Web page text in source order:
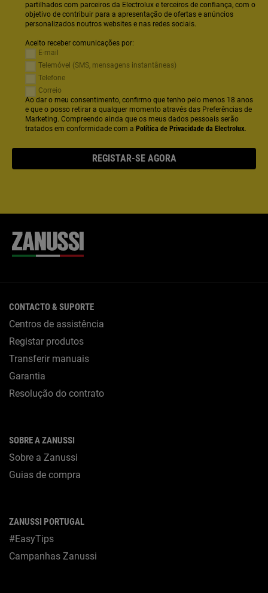
partilhados com parceiros da Electrolux e terceiros de confiança, com o
objetivo de contribuir para a apresentação de ofertas e anúncios
personalizados noutros websites e nas redes sociais.
Aceito receber comunicações por:
E-mail
Telemóvel (SMS, mensagens instantâneas)
Telefone
Correio
Ao dar o meu consentimento, confirmo que tenho pelo menos 18 anos
e que o posso retirar a qualquer momento através das Preferências de
Marketing. Compreendo ainda que os meus dados pessoais serão
tratados em conformidade com a Política de Privacidade da Electrolux.
REGISTAR-SE AGORA
CONTACTO & SUPORTE
Centros de assistência
Registar produtos
Transferir manuais
Garantia
Resolução do contrato
SOBRE A ZANUSSI
Sobre a Zanussi
Guias de compra
ZANUSSI PORTUGAL
#EasyTips
Campanhas Zanussi